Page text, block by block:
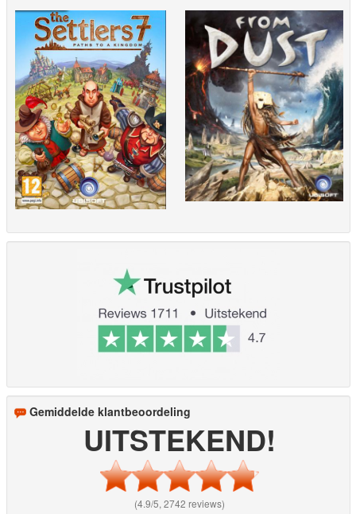
Gemiddelde klantbeoordeling
UITSTEKEND!
(4.9/5, 2742 reviews)